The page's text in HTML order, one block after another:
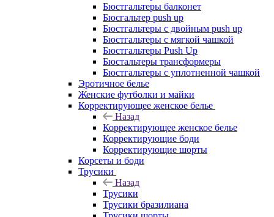
Бюстгальтеры балконет
Бюсгальтер push up
Бюстгальтеры с двойным push up
Бюстгальтеры с мягкой чашкой
Бюстгальтеры Push Up
Бюстальтеры трансформеры
Бюстгальтеры с уплотненной чашкой
Эротичное белье
Женские футболки и майки
Корректирующее женское белье
Назад
Корректирующее женское белье
Корректирующие боди
Корректирующие шорты
Корсеты и боди
Трусики
Назад
Трусики
Трусики бразилиана